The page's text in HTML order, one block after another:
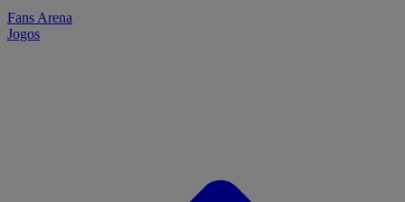
Fans Arena
Jogos